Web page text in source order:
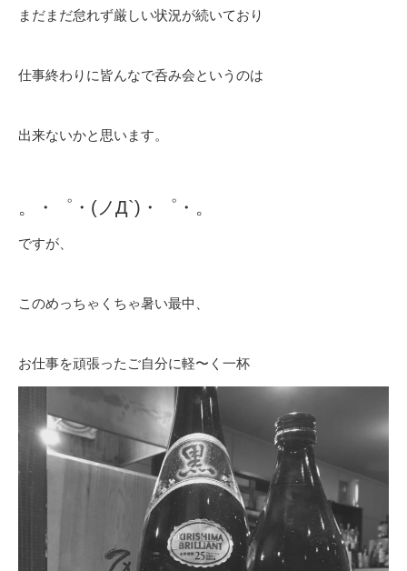
まだまだ怠れず厳しい状況が続いており
仕事終わりに皆んなで呑み会というのは
出来ないかと思います。
。・゜・(ノД`)・゜・。
ですが、
このめっちゃくちゃ暑い最中、
お仕事を頑張ったご自分に軽〜く一杯